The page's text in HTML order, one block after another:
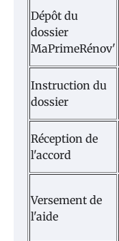
Dépôt du
dossier
MaPrimeRénov'
Instruction du
dossier
Réception de
l'accord
Versement de
l'aide